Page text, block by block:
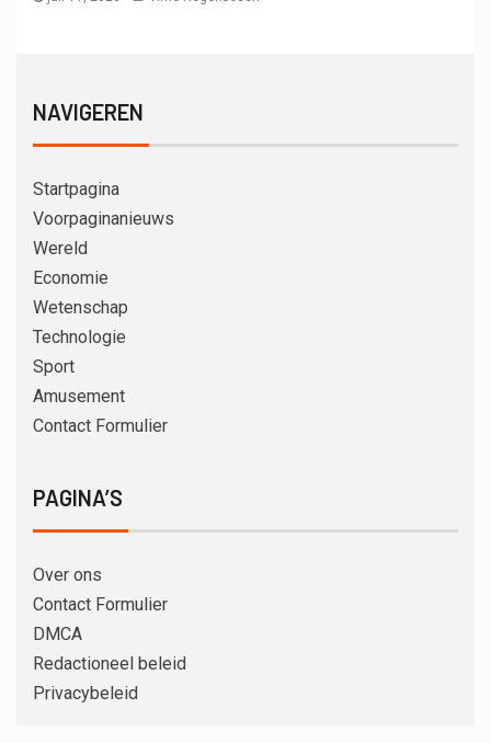
NAVIGEREN
Startpagina
Voorpaginanieuws
Wereld
Economie
Wetenschap
Technologie
Sport
Amusement
Contact Formulier
PAGINA’S
Over ons
Contact Formulier
DMCA
Redactioneel beleid
Privacybeleid